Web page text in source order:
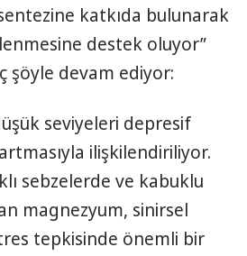
katkıda bulunarak
destek oluyor”
şöyle devam ediyor:
seviyeleri depresif
ilişkilendiriliyor.
sebzelerde ve kabuklu
magnezyum, sinirsel
tepkisinde önemli bir